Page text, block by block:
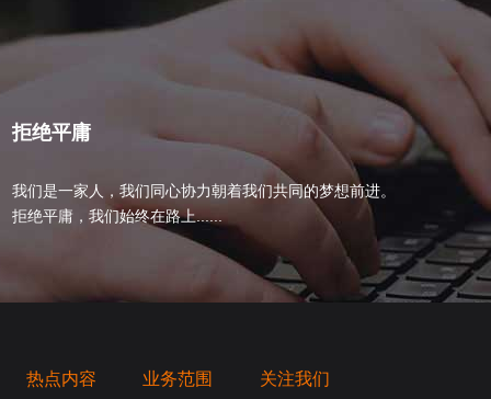
拒绝平庸
我们是一家人，我们同心协力朝着我们共同的梦想前进。
拒绝平庸，我们始终在路上......
热点内容 业务范围 关注我们